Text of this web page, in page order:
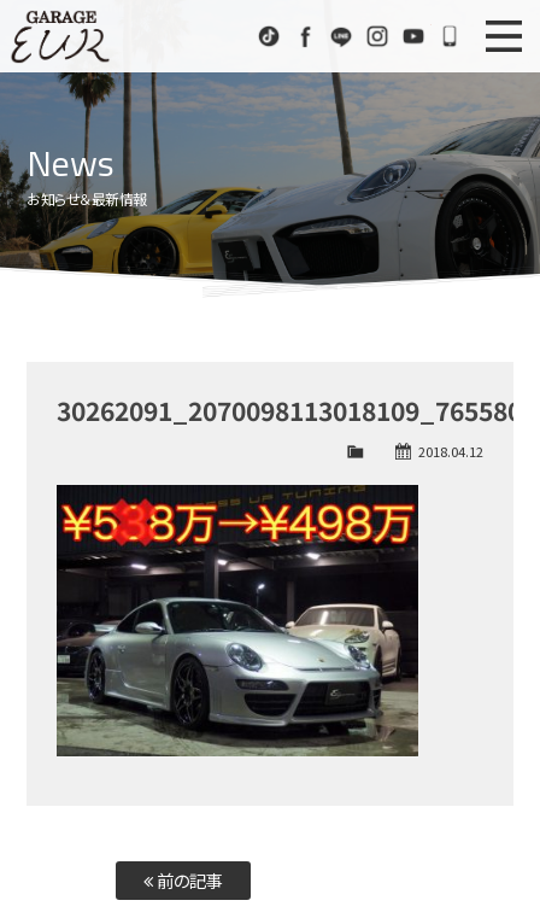
TikTokFacebook
LINE InstagramYoutube072-
ニュース
Stock List
在庫車情報
EUR Sports
EURスポーツ
Access
アクセス
News
お知らせ＆最新情報
2018.04.12
前の記事